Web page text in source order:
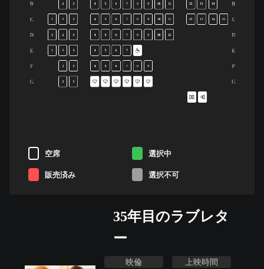
B
C
D
E
F
G
B
C
D
E
F
G
2 3 4 5 6 7 8 9 10 11 12 13 14
1 2 3 4 5 6 7 8 9 10 11 12 13 14 15
1 2 3 4 5 6 7 8 9 10 11
1 2 3 4 5 6 7
2 3 4 5 6 7 8 9
2 3
空席 選択中
販売済み 選択不可
35年目のラブレタ
ー
映倫 上映時間